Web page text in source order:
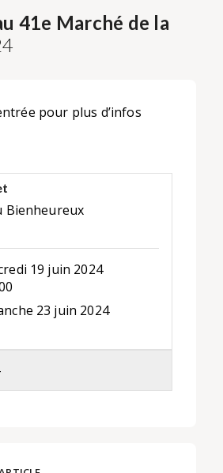
41e Marché de la
pour plus d’infos
Bienheureux
19 juin 2024
23 juin 2024